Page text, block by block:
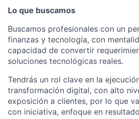
Lo que buscamos
Buscamos profesionales con un
finanzas y tecnología, con
capacidad de convertir
soluciones tecnológicas reales.
Tendrás un rol clave en la
transformación digital, con alto
exposición a clientes, por lo que
con iniciativa, enfoque en